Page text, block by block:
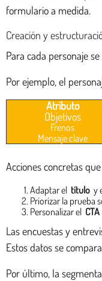
formulario a medida.
Creación y
Para cada personaje
Por ejemplo, el
Atributo
Objetivos
Frenos
Mensaje clave
Acciones concretas
Adaptar el título y
Priorizar la prueba
Personalizar el CTA
Las encuestas y
Estos datos se
Por último, la